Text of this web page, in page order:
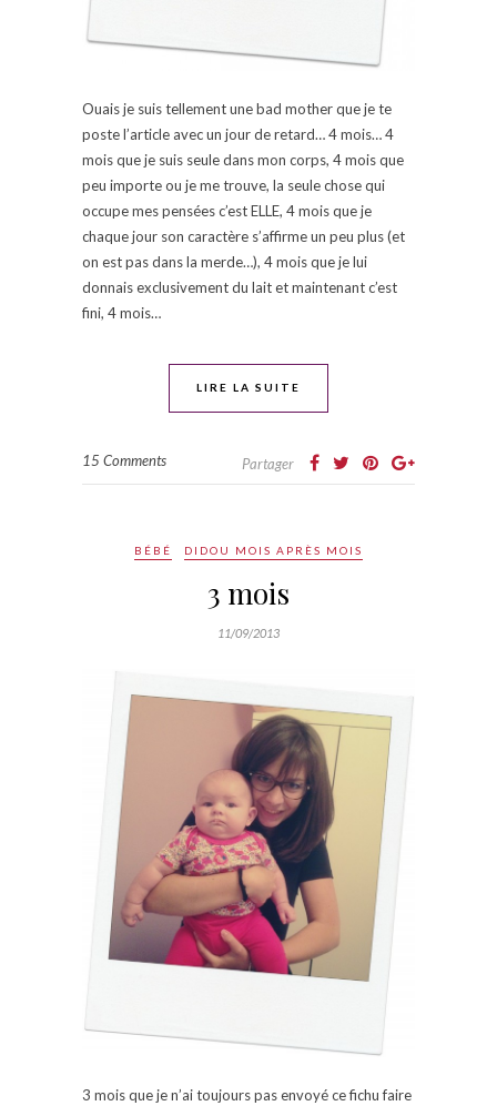
Ouais je suis tellement une bad mother que je te
poste l’article avec un jour de retard… 4 mois… 4
mois que je suis seule dans mon corps, 4 mois que
peu importe ou je me trouve, la seule chose qui
occupe mes pensées c’est ELLE, 4 mois que je
chaque jour son caractère s’affirme un peu plus (et
on est pas dans la merde…), 4 mois que je lui
donnais exclusivement du lait et maintenant c’est
fini, 4 mois…
LIRE LA SUITE
15 Comments Partager
BÉBÉ DIDOU MOIS APRÈS MOIS
3 mois
11/09/2013
3 mois que je n’ai toujours pas envoyé ce fichu faire